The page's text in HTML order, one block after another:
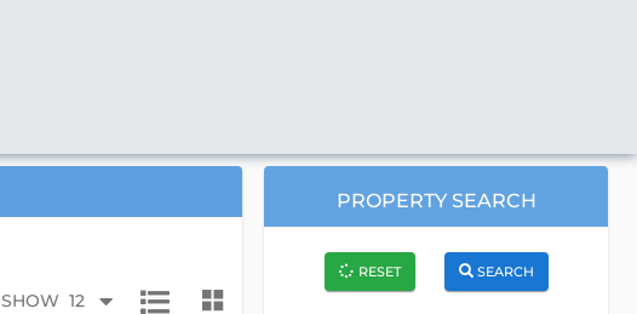
SHOW 12
PROPERTY SEARCH
RESET SEARCH